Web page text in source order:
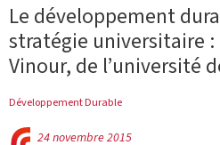
Le développement
stratégie universitaire
Vinour, de l’université
Développement Durable
24 novembre 2015